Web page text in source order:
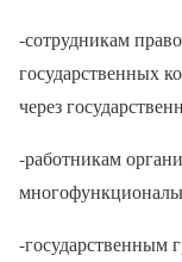
-сотрудникам
государственных
через
-работникам
-государственным